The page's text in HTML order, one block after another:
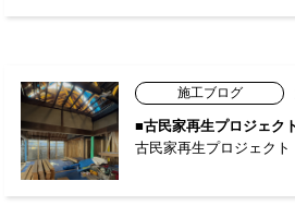
施工ブログ
■古民家再生プロジェク
古民家再生プロジェクト